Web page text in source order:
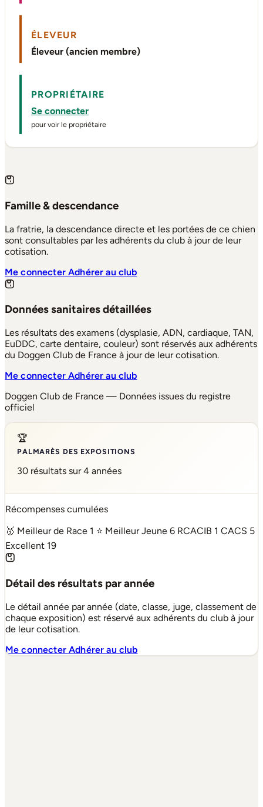
ÉLEVEUR
Éleveur (ancien membre)
PROPRIÉTAIRE
Se connecter
pour voir le propriétaire
Famille & descendance
La fratrie, la descendance directe et les portées de ce chien
sont consultables par les adhérents du club à jour de leur
cotisation.
Me connecterAdhérer au club
Données sanitaires détaillées
Les résultats des examens (dysplasie, ADN, cardiaque, TAN,
EuDDC, carte dentaire, couleur) sont réservés aux adhérents
du Doggen Club de France à jour de leur cotisation.
Me connecterAdhérer au club
Doggen Club de France — Données issues du registre
officiel
🏆
PALMARÈS DES EXPOSITIONS
30 résultats sur 4 années
Récompenses cumulées
🥇 Meilleur de Race 1 ⭐ Meilleur Jeune 6 RCACIB 1 CACS 5
Excellent 19
Détail des résultats par année
Le détail année par année (date, classe, juge, classement de
chaque exposition) est réservé aux adhérents du club à jour
de leur cotisation.
Me connecterAdhérer au club